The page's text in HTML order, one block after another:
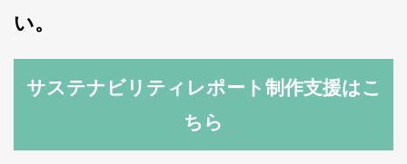
い。
サステナビリティレポート制作支援はこ
ちら